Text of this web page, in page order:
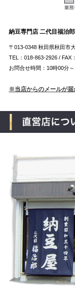
納豆専門店 二代目福治郎
〒013-0348 秋田県秋田市
TEL：018-863-2926 / FAX
お問合せ時間：10時00分
※当店からのメールが届